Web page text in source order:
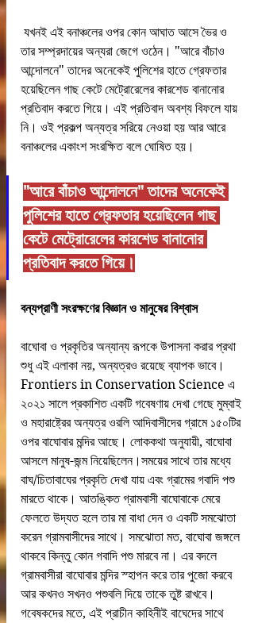
তার সম্প্রদায়ের অন্যরা জেগে ওঠেন। "আরে বাঁচাও
আন্দোলনে" তাদের অনেকেই পুলিশের হাতে গ্রেফতার
হয়েছিলেন গাছ কেটে মেট্রোরেলের কারশেড বানানোর
প্রতিবাদ করতে গিয়ে। এই প্রতিবাদ অবশ্য বিফলে যায়
নি। ওই প্রকল্প অন্যত্র সরিয়ে নেওয়া হয় আর আরে
বনাঞ্চলের একাংশ সংরক্ষিত বলে ঘোষিত হয়।
"আরে বাঁচাও আন্দোলনে" তাদের অনেকেই
পুলিশের হাতে গ্রেফতার হয়েছিলেন গাছ
কেটে মেট্রোরেলের কারশেড বানানোর
প্রতিবাদ করতে গিয়ে।
বন্যপ্রাণী সংরক্ষণের বিজ্ঞান ও মানুষের বিশ্বাস
বাঘোবা ও প্রকৃতির অন্যান্য রূপকে উপাসনা করার প্রথা
শুধু এই এলাকা নয়, অন্যত্রও রয়েছে ব্যাপক ভাবে।
Frontiers in Conservation Science এ
২০২১ সালে প্রকাশিত একটি গবেষণায় দেখা গেছে মুম্বাই
ও মহারাষ্ট্রের অন্যত্র ওরলি আদিবাসীদের গ্রামে ১৫০টির
ওপর বাঘোবার মন্দির আছে। লোককথা অনুযায়ী, বাঘোবা
আসলে মানুষ-জন্ম নিয়েছিলেন।সময়ের সাথে তার মধ্যে
বাঘ/চিতাবাঘের প্রকৃতি দেখা যায় এবং গ্রামের গবাদি পশু
মারতে থাকে। আতঙ্কিত গ্রামবাসী বাঘোবাকে মেরে
ফেলতে উদ্যত হলে তার মা বাধা দেন ও একটি সমঝোতা
করেন গ্রামবাসীদের সাথে। সমঝোতা মত, বাঘোবা জঙ্গলে
থাকবে কিন্তু কোন গবাদি পশু মারবে না। এর বদলে
গ্রামবাসীরা বাঘোবার মন্দির স্হাপন করে তার পুজো করবে
আর কখনও সখনও পশুবলি দিয়ে তাকে তুষ্ট রাখবে।
গবেষকদের মতে, এই প্রাচীন কাহিনীই বাঘেদের সাথে